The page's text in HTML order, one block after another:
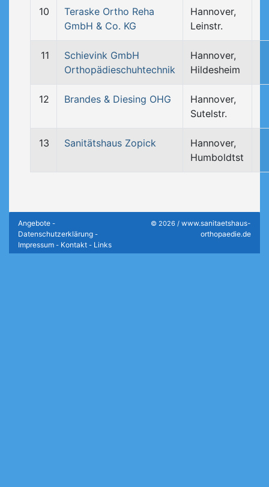
10
Teraske Ortho Reha
GmbH & Co. KG
Hannover,
Leinstr.
11
Schievink GmbH
Orthopädieschuhtechnik
Hannover,
Hildesheim
12 Brandes & Diesing OHG
Hannover,
Sutelstr.
13 Sanitätshaus Zopick
Hannover,
Humboldtst
Angebote -
Datenschutzerklärung -
Impressum - Kontakt - Links
© 2026 / www.sanitaetshaus-
orthopaedie.de